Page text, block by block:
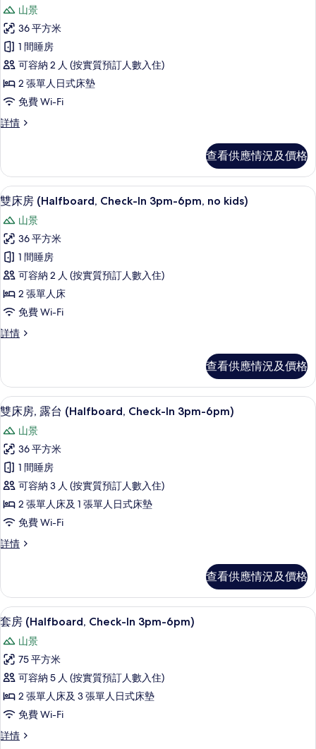
篩
選
條
件
所
有
傳
統
客
(Japanese
3pm-
6pm,
No
kids)
的
相
片
山景
36 平方米
1 間睡房
可容納 2 人 (按實質預訂人數入住)
2 張單人日式床墊
免費 Wi-Fi
詳情
傳
(Japanese
Style,
C/I
6pm,
No
kids)
詳
情
查看供應情況及價格
載
入
所
有
雙
床
房
(Halfboard,
Check-
6pm,
no
kids)
的
相
片
雙床房 (Halfboard, Check-In 3pm-
14
雙床房 (Halfboard, Check-In 3pm-6pm, no kids)
山景
36 平方米
1 間睡房
可容納 2 人 (按實質預訂人數入住)
2 張單人床
免費 Wi-Fi
詳情
雙
Check-
In
3pm-
no
kids)
詳
情
查看供應情況及價格
載
入
所
有
雙
床
房,
台
Check-
In
3pm-
6pm)
的
相
片
雙床房, 露台 (Halfboard, Check-In
16
雙床房, 露台 (Halfboard, Check-In 3pm-6pm)
山景
36 平方米
1 間睡房
可容納 3 人 (按實質預訂人數入住)
2 張單人床及 1 張單人日式床墊
免費 Wi-Fi
詳情
雙
台
(Halfboard,
Check-
3pm-
6pm)
詳
情
查看供應情況及價格
載
入
所
有
套
房
(Halfboard,
Check-
套房 (Halfboard, Check-In 3pm-
9
套房 (Halfboard, Check-In 3pm-6pm)
山景
75 平方米
可容納 5 人 (按實質預訂人數入住)
2 張單人床及 3 張單人日式床墊
免費 Wi-Fi
詳情
套